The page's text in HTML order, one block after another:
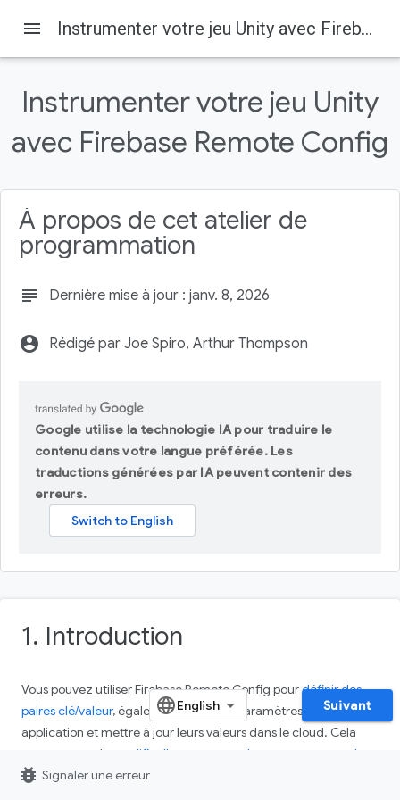
Firebase Firebase Codelabs
Sur cette page
1. Introduction
Points abordés
Prérequis
Télécharger le code
menu Instrumenter votre jeu Unity avec Firebase Remote Config
Instrumenter votre jeu Unity
avec Firebase Remote Config
À propos de cet atelier de
programmation
subject Dernière mise à jour : janv. 8, 2026
account_circle Rédigé par Joe Spiro, Arthur Thompson
Google utilise la technologie IA pour traduire le
contenu dans votre langue préférée. Les
traductions générées par IA peuvent contenir des
erreurs.
1. Introduction
Vous pouvez utiliser Firebase Remote Config pourdéfinir des
paires clé/valeur, également appelées paramètres, dans votre
application et mettre à jour leurs valeurs dans le cloud. Cela
vous permet de
modifier l'apparence et le comportement de
votre application sans distribuer de mise à jour.
Suivant
bug_report Signaler une erreur